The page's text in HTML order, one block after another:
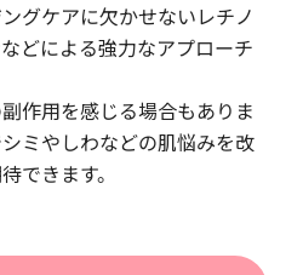
グケアに欠かせないレチノ
どによる強力なアプローチ
作用を感じる場合もありま
ミやしわなどの肌悩みを改
できます。